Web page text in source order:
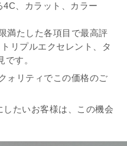
4C、カラット、カラー
満たした各項目で最高評
リプルエクセレント、タ
す。
ォリティでこの価格のご
たいお客様は、この機会